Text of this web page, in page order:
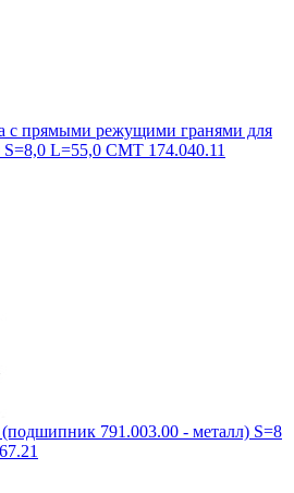
с прямыми режущими гранями для
L=55,0 CMT 174.040.11
791.003.00 - металл) S=8